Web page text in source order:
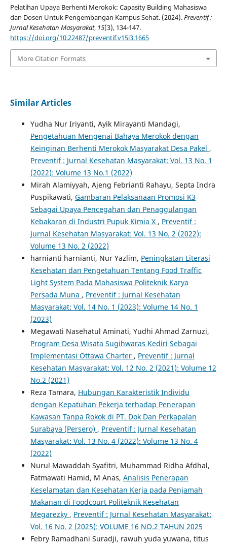
Pelatihan Upaya Berhenti Merokok: Capasity Building Mahasiswa
dan Dosen Untuk Pengembangan Kampus Sehat. (2024).Preventif :
Jurnal Kesehatan Masyarakat, 15(3), 134-147.
https://doi.org/10.22487/preventif.v15i3.1665
More Citation Formats
Similar Articles
Yudha Nur Iriyanti, Ayik Mirayanti Mandagi,
Pengetahuan Mengenai Bahaya Merokok dengan
Keinginan Berhenti Merokok Masyarakat Desa Pakel ,
Preventif : Jurnal Kesehatan Masyarakat: Vol. 13 No. 1
(2022): Volume 13 No.1 (2022)
Mirah Alamiyyah, Ajeng Febrianti Rahayu, Septa Indra
Puspikawati, Gambaran Pelaksanaan Promosi K3
Sebagai Upaya Pencegahan dan Penaggulangan
Kebakaran di Industri Pupuk Kimia X , Preventif :
Jurnal Kesehatan Masyarakat: Vol. 13 No. 2 (2022):
Volume 13 No. 2 (2022)
harnianti harnianti, Nur Yazlim, Peningkatan Literasi
Kesehatan dan Pengetahuan Tentang Food Traffic
Light System Pada Mahasiswa Politeknik Karya
Persada Muna , Preventif : Jurnal Kesehatan
Masyarakat: Vol. 14 No. 1 (2023): Volume 14 No. 1
(2023)
Megawati Nasehatul Aminati, Yudhi Ahmad Zarnuzi,
Program Desa Wisata Sugihwaras Kediri Sebagai
Implementasi Ottawa Charter , Preventif : Jurnal
Kesehatan Masyarakat: Vol. 12 No. 2 (2021): Volume 12
No.2 (2021)
Reza Tamara, Hubungan Karakteristik Individu
dengan Kepatuhan Pekerja terhadap Penerapan
Kawasan Tanpa Rokok di PT. Dok Dan Perkapalan
Surabaya (Persero) , Preventif : Jurnal Kesehatan
Masyarakat: Vol. 13 No. 4 (2022): Volume 13 No. 4
(2022)
Nurul Mawaddah Syafitri, Muhammad Ridha Afdhal,
Fatmawati Hamid, M Anas, Analisis Penerapan
Keselamatan dan Kesehatan Kerja pada Penjamah
Makanan di Foodcourt Politeknik Kesehatan
Megarezky , Preventif : Jurnal Kesehatan Masyarakat:
Vol. 16 No. 2 (2025): VOLUME 16 NO.2 TAHUN 2025
Febry Ramadhani Suradji, rawuh yuda yuwana, titus